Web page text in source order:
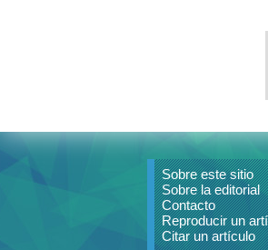
Sobre este sitio
Sobre la editorial
Contacto
Reproducir un
Citar un artículo